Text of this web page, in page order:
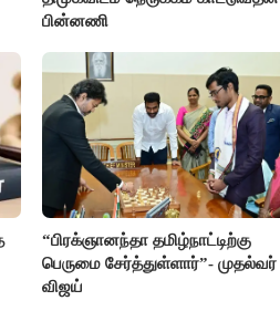
பின்னணி
“பிரக்ஞானந்தா தமிழ்நாட்டிற்கு
பெருமை சேர்த்துள்ளார்”- முதல்வர்
விஜய்